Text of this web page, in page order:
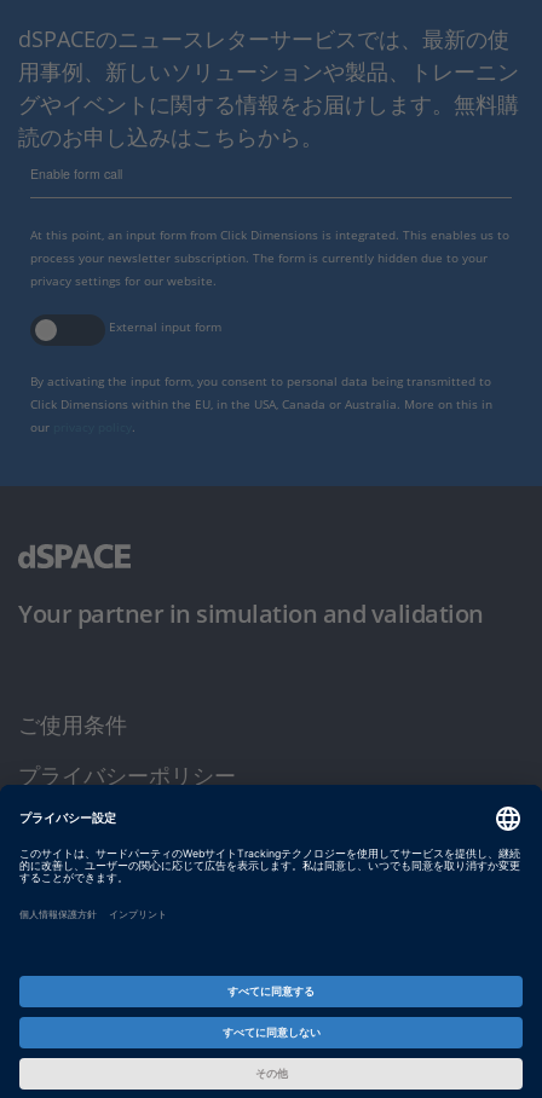
dSPACEのニュースレターサービスでは、最新の使
用事例、新しいソリューションや製品、トレーニン
グやイベントに関する情報をお届けします。無料購
読のお申し込みはこちらから。
Enable form call
At this point, an input form from Click Dimensions is integrated. This enables us to
process your newsletter subscription. The form is currently hidden due to your
privacy settings for our website.
External input form
By activating the input form, you consent to personal data being transmitted to
Click Dimensions within the EU, in the USA, Canada or Australia. More on this in
our
.
Your partner in simulation and validation
ご使用条件
プライバシーポリシー
約款
サイト運営会社情報
© dSPACE